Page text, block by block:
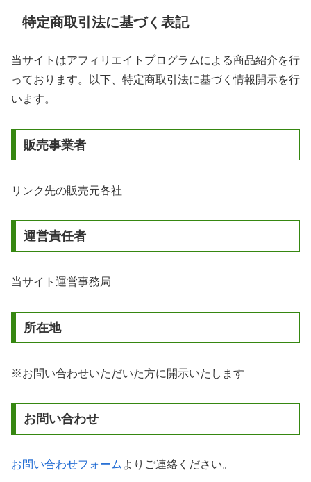
特定商取引法に基づく表記
当サイトはアフィリエイトプログラムによる商品紹介を行
っております。以下、特定商取引法に基づく情報開示を行
います。
販売事業者
リンク先の販売元各社
運営責任者
当サイト運営事務局
所在地
※お問い合わせいただいた方に開示いたします
お問い合わせ
お問い合わせフォーム よりご連絡ください。